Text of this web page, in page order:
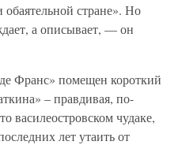
обаятельной стране». Но
а описывает, — он
Франс» помещен короткий
– правдивая, по-
василеостровском чудаке,
лет утаить от